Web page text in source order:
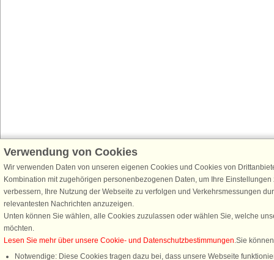
Verwendung von Cookies
Wir verwenden Daten von unseren eigenen Cookies und Cookies von
Kombination mit zugehörigen personenbezogenen Daten, um Ihre
verbessern, Ihre Nutzung der Webseite zu verfolgen und Verkehrsmessungen
relevantesten Nachrichten anzuzeigen.
Unten können Sie wählen, alle Cookies zuzulassen oder wählen Sie, welche
möchten.
Lesen Sie mehr über unsere Cookie- und Datenschutzbestimmungen .Sie
Notwendige: Diese Cookies tragen dazu bei, dass unsere Webseite